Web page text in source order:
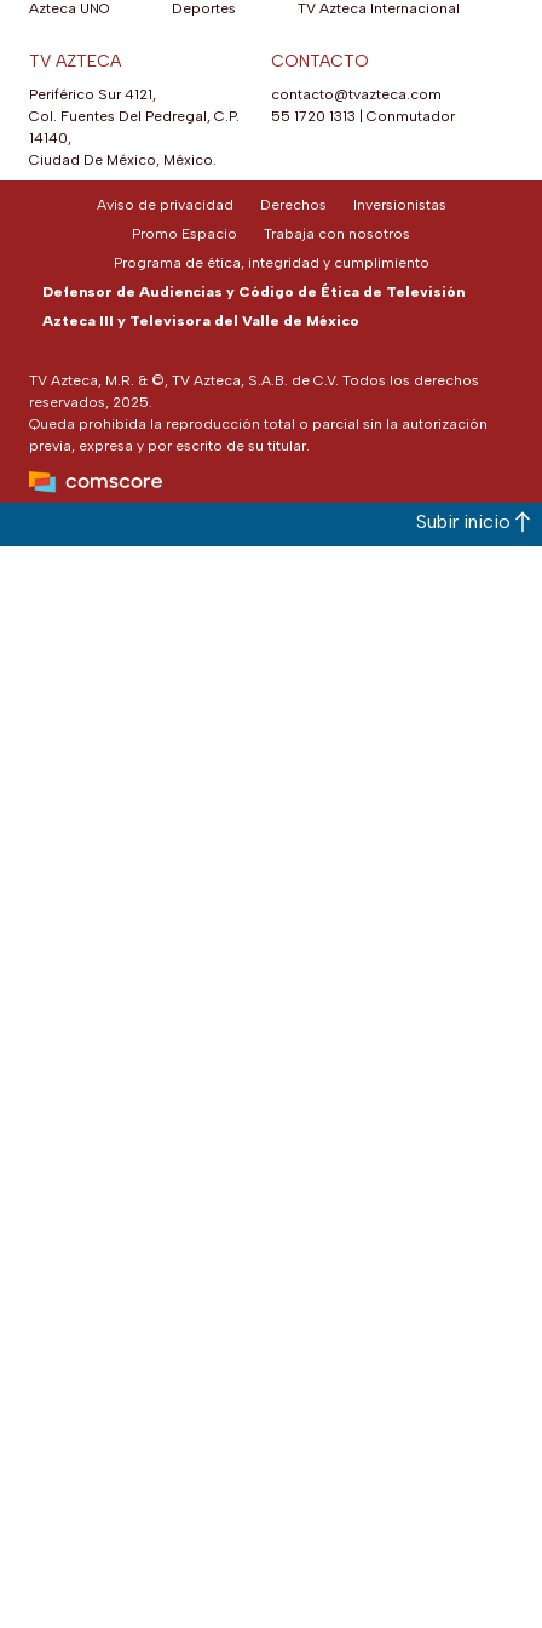
Azteca UNO
Deportes
TV Azteca Internacional
TV AZTECA
Periférico Sur 4121,
Col. Fuentes Del Pedregal, C.P.
14140,
Ciudad De México, México.
CONTACTO
contacto@tvazteca.com
55 1720 1313
Conmutador
TV Azteca, M.R. & ©, TV Azteca, S.A.B. de C.V. Todos los derechos
reservados, 2025.
Queda prohibida la reproducción total o parcial sin la autorización
previa, expresa y por escrito de su titular.
Aviso de privacidad Derechos
Inversionistas
Promo Espacio
Trabaja con nosotros
Programa de ética, integridad y cumplimiento
Defensor de Audiencias y Código de Ética de Televisión
Azteca III y Televisora del Valle de México
Subir inicio